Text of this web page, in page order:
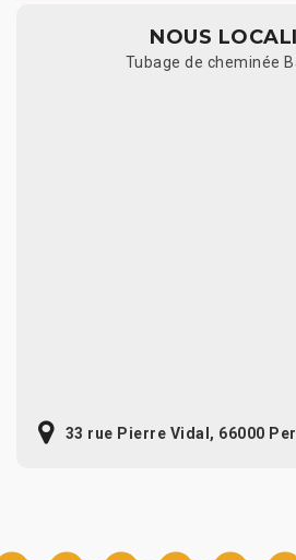
NOUS
Tubage de cheminée
33 rue Pierre Vidal, 66000